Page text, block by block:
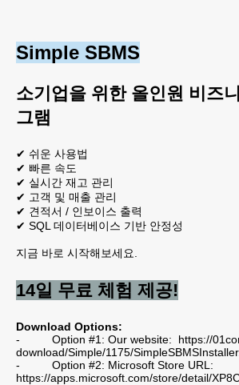
Simple SBMS
소기업을 위한 올인원 비즈
그램
✔ 쉬운 사용법
✔ 빠른 속도
✔ 실시간 재고 관리
✔ 고객 및 매출 관리
✔ 견적서 / 인보이스 출력
✔ SQL 데이터베이스 기반 안정성
지금 바로 시작해보세요.
14일 무료 체험 제공!
Download Options:
- Option #1: Our website: https://
download/Simple/1175/
- Option #2: Microsoft Store URL:
https://apps.microsoft.com/store/detail/